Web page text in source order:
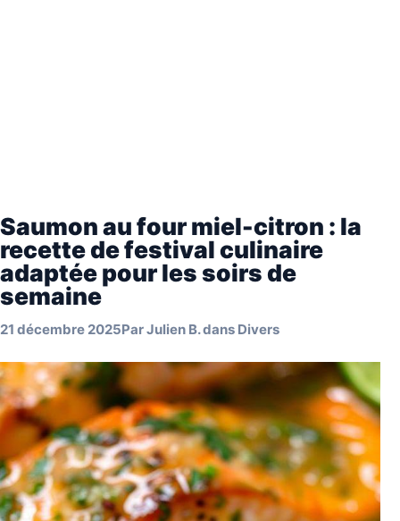
Saumon au four miel-citron : la
recette de festival culinaire
adaptée pour les soirs de
semaine
21 décembre 2025ParJulien B.dans Divers